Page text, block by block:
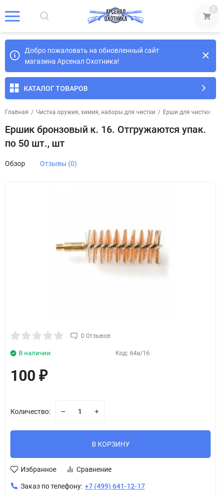
0
Добро пожаловать на обновленный сайт
магазина Арсенал Охотника!
КАТАЛОГ ТОВАРОВ
Главная / Чистка оружия, химия, наборы для чистки / Ерши для чистки
Ершик бронзовый к. 16. Отгружаются упак.
по 50 шт., шт
Обзор Отзывы (0)
0 Отзывов
Код: 64a/16
В наличии
100 ₽
Количество:
В КОРЗИНУ
Избранное Сравнение
Заказ по телефону: +7 (499) 641-12-17